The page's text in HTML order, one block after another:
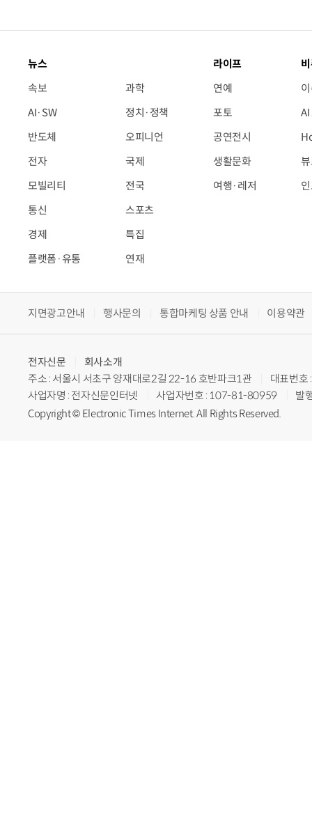
뉴스
속보
AI·SW
반도체
전자
모빌리티
통신
경제
플랫폼·유통
과학
정치·정책
오피니언
국제
전국
스포츠
특집
연재
라이프
연예
포토
공연전시
생활문화
여행·레저
지면광고안내 행사문의 통합마케팅 상품 안내 이용약관
전자신문
회사소개
주소 : 서울시 서초구 양재대로2길 22-16 호반파크1관
대표번
사업자명 : 전자신문인터넷
사업자번호 : 107-81-80959
발
Copyright © Electronic Times Internet. All Rights Reserved.